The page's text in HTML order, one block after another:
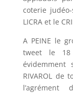
coterie
LICRA et le
A PEINE le
tweet le
évidemment
RIVAROL de